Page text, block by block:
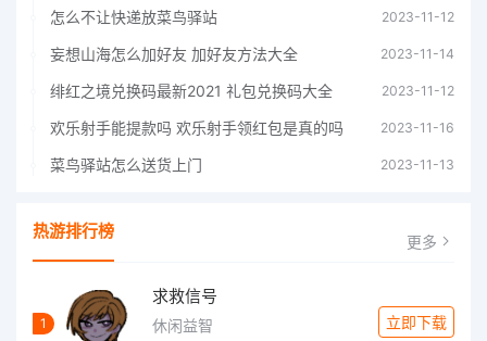
怎么不让快递放菜鸟驿站 2023-11-12
妄想山海怎么加好友 加好友方法大全 2023-11-14
绯红之境兑换码最新2021 礼包兑换码大全 2023-11-12
欢乐射手能提款吗 欢乐射手领红包是真的吗 2023-11-16
菜鸟驿站怎么送货上门 2023-11-13
热游排行榜 更多
1
求救信号
休闲益智
立即下载